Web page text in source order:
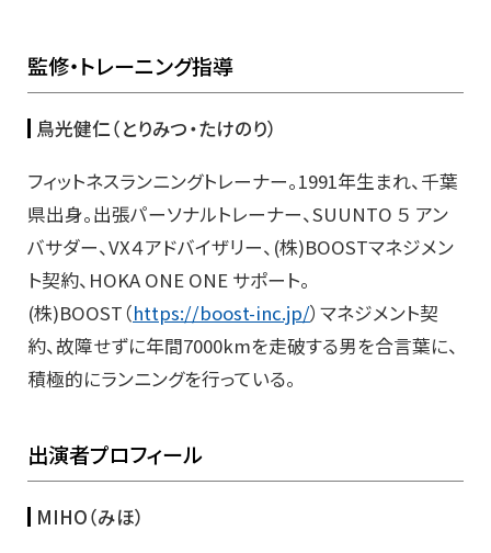
監修・トレーニング指導
鳥光健仁（とりみつ・たけのり）
フィットネスランニングトレーナー。1991年生まれ、千葉
県出身。出張パーソナルトレーナー、SUUNTO ５ アン
バサダー、VX４アドバイザリー、(株)BOOSTマネジメン
ト契約、HOKA ONE ONE サポート。
(株)BOOST（https://boost-inc.jp/）マネジメント契
約、故障せずに年間7000kmを走破する男を合言葉に、
積極的にランニングを行っている。
出演者プロフィール
MIHO（みほ）